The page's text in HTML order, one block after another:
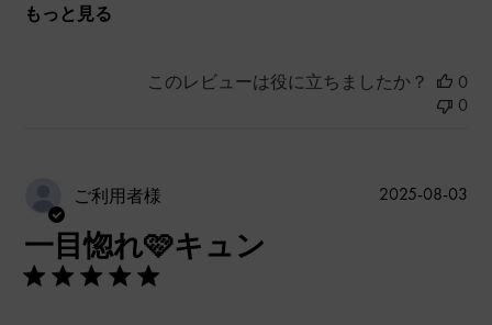
もっと見る
このレビューは役に立ちましたか？
0
0
ご利用者様
一目惚れ🩷キュン
公
2025-08-03